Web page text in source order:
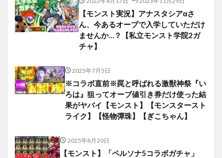
【モンスト実況】アナスタシアαさ
ん、今あるオーブで入学していただけ
ませんか…？【私立モンスト学院2ガ
チャ】
2025年7月5日
※コラボ直前※罠と呼ばれる激獣神祭『い
ろは』狙ってオーブ値引き券だけ使った結
果がヤバイ【モンスト】【モンスタースト
ライク】【怪物彈珠】【ぎこちゃん】
2025年8月20日
【モンスト】「ペルソナ5コラボガチャ」